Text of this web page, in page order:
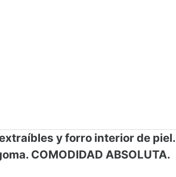
y forro interior de piel.
COMODIDAD ABSOLUTA.